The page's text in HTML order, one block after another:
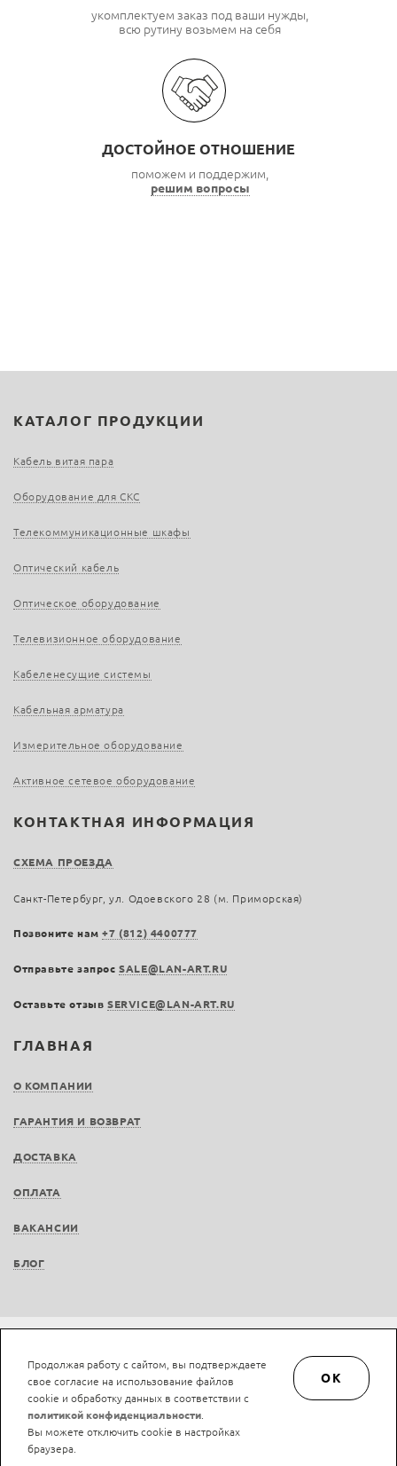
укомплектуем заказ под ваши нужды,
всю рутину возьмем на себя
ДОСТОЙНОЕ ОТНОШЕНИЕ
поможем и поддержим,
решим вопросы
ГЛАВНАЯ
О КОМПАНИИ
ГАРАНТИЯ И ВОЗВРАТ
ДОСТАВКА
ОПЛАТА
ВАКАНСИИ
БЛОГ
КАТАЛОГ ПРОДУКЦИИ
Кабель витая пара
Оборудование для СКС
Телекоммуникационные шкафы
Оптический кабель
Оптическое оборудование
Телевизионное оборудование
Кабеленесущие системы
Кабельная арматура
Измерительное оборудование
Активное сетевое оборудование
КОНТАКТНАЯ ИНФОРМАЦИЯ
СХЕМА ПРОЕЗДА
Санкт-Петербург, ул. Одоевского 28 (м. Приморская)
Позвоните нам+7 (812) 4400777
Отправьте запросSALE@LAN-ART.RU
Оставьте отзыв SERVICE@LAN-ART.RU
Положение об обработке и защите персональных данных.
Продолжая работу с сайтом, вы подтверждаете
свое согласие на использование файлов
cookie и обработку данных в соответствии с
политикой конфиденциальности
Вы можете отключить cookie в настройках
браузера.
OK